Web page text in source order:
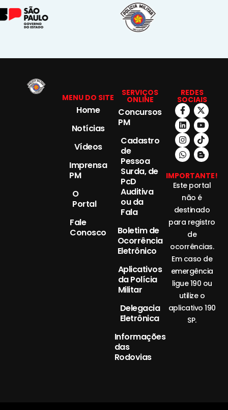
MENU DO SITE
Home
Notícias
Vídeos
Imprensa
PM
O
Portal
Fale
Conosco
SERVIÇOS
ONLINE
Concursos
PM
Cadastro
de
Pessoa
Surda, de
PcD
Auditiva
ou da
Fala
Boletim de
Ocorrência
Eletrônico
Aplicativos
da Polícia
Militar
Delegacia
Eletrônica
Informações
das
Rodovias
REDES
SOCIAIS
IMPORTANTE!
Este portal
não é
destinado
para registro
de
ocorrências.
Em caso de
emergência
ligue 190 ou
utilize o
aplicativo 190
SP.